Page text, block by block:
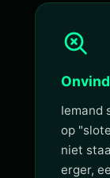
Iemand
op
niet
erger,